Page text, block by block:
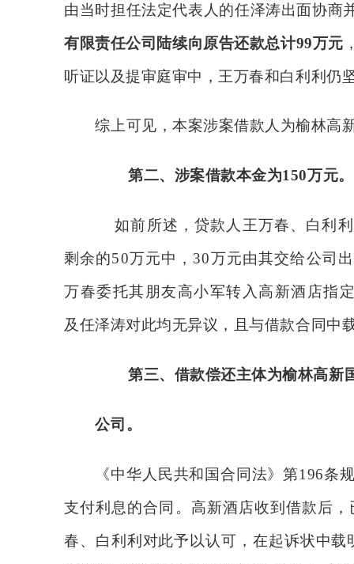
由当时担任法定代表人的任泽涛出面协商
有限责任公司陆续向原告还款总计99万元
听证以及提审庭审中，王万春和白利利仍
综上可见，本案涉案借款人为榆林高
第二、 涉案借款本金为150万元。
如前所述，贷款人王万春、白利
剩余的50万元中，30万元由其交给公司
万春委托其朋友高小军转入高新酒店指
及任泽涛对此均无异议，且与借款合同中
第三、 借款偿还主体为榆林高新
公司。
《中华人民共和国合同法》第196条
支付利息的合同。高新酒店收到借款后
春、白利利对此予以认可，在起诉状中